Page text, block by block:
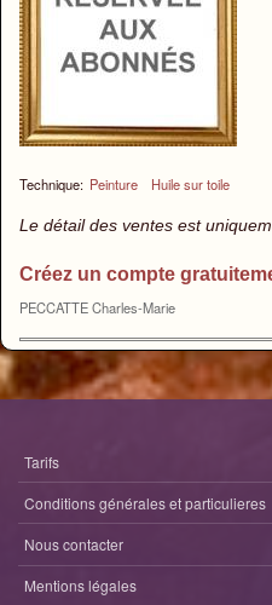
Technique: Peinture Huile sur toile
Le détail des ventes est
Créez un compte
PECCATTE Charles-Marie
Tarifs
Conditions générales et particulieres
Nous contacter
Mentions légales